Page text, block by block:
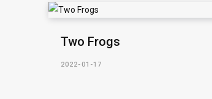
Two Frogs
2022-01-17